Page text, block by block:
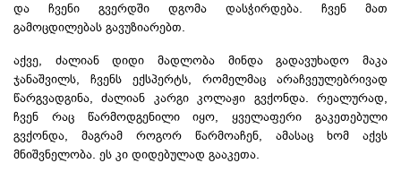
და ჩვენი გვერდში დგომა დასჭირდება. ჩვენ მათ
გამოცდილებას გავუზიარებთ.
აქვე, ძალიან დიდი მადლობა მინდა გადავუხადო მაკა
ჯანაშვილს, ჩვენს ექსპერტს, რომელმაც არაჩვეულებრივად
წარგვადგინა, ძალიან კარგი კოლაჟი გვქონდა. რეალურად,
ჩვენ რაც წარმოდგენილი იყო, ყველაფერი გაკეთებული
გვქონდა, მაგრამ როგორ წარმოაჩენ, ამასაც ხომ აქვს
მნიშვნელობა. ეს კი დიდებულად გააკეთა.